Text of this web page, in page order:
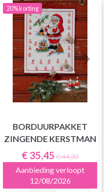
20%korting
BORDUURPAKKET
ZINGENDE KERSTMAN
€ 35,45 € 44,30
Aanbieding verloopt
12/08/2026